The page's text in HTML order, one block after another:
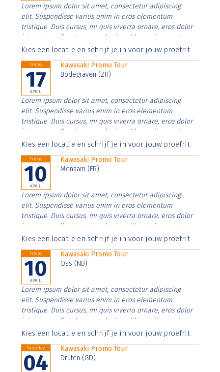
Lorem ipsum dolor sit amet, consectetur adipiscing
elit. Suspendisse varius enim in eros elementum
tristique. Duis cursus, mi quis viverra ornare, eros dolor
interdum nulla, ut commodo diam libero vitae erat.
Aenean faucibus nibh et justo cursus id rutrum lorem
Kies een locatie en schrijf je in voor jouw proefrit
Friday
17
APRIL
Kawasaki Promo Tour
Bodegraven (ZH)
Lorem ipsum dolor sit amet, consectetur adipiscing
elit. Suspendisse varius enim in eros elementum
tristique. Duis cursus, mi quis viverra ornare, eros dolor
interdum nulla, ut commodo diam libero vitae erat.
Aenean faucibus nibh et justo cursus id rutrum lorem
Kies een locatie en schrijf je in voor jouw proefrit
Friday
10
APRIL
Kawasaki Promo Tour
Menaam (FR)
Lorem ipsum dolor sit amet, consectetur adipiscing
elit. Suspendisse varius enim in eros elementum
tristique. Duis cursus, mi quis viverra ornare, eros dolor
interdum nulla, ut commodo diam libero vitae erat.
Aenean faucibus nibh et justo cursus id rutrum lorem
Kies een locatie en schrijf je in voor jouw proefrit
Friday
10
APRIL
Kawasaki Promo Tour
Oss (NB)
Lorem ipsum dolor sit amet, consectetur adipiscing
elit. Suspendisse varius enim in eros elementum
tristique. Duis cursus, mi quis viverra ornare, eros dolor
interdum nulla, ut commodo diam libero vitae erat.
Aenean faucibus nibh et justo cursus id rutrum lorem
Kies een locatie en schrijf je in voor jouw proefrit
Saturday
04
Kawasaki Promo Tour
Druten (GD)